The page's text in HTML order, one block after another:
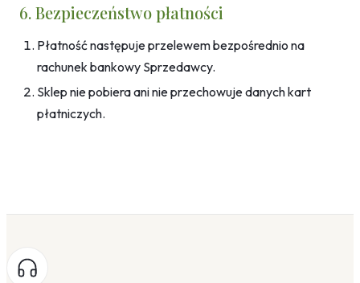
6. Bezpieczeństwo płatności
Płatność następuje przelewem bezpośrednio na
rachunek bankowy Sprzedawcy.
Sklep nie pobiera ani nie przechowuje danych kart
płatniczych.